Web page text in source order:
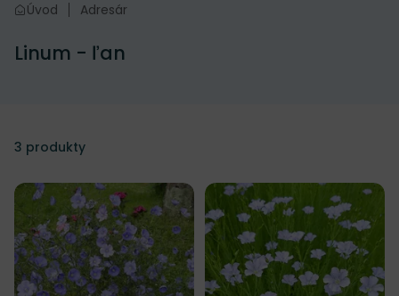
Úvod Adresár
Linum - ľan
3 produkty